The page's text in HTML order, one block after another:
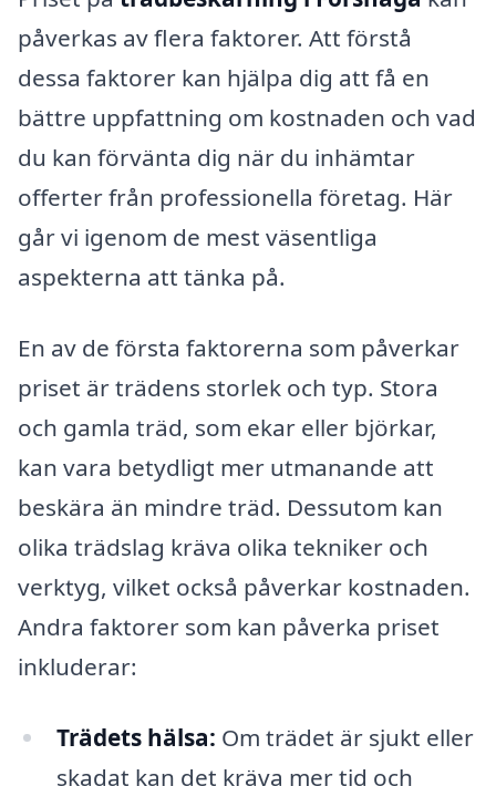
påverkas av flera faktorer. Att förstå
dessa faktorer kan hjälpa dig att få en
bättre uppfattning om kostnaden och vad
du kan förvänta dig när du inhämtar
offerter från professionella företag. Här
går vi igenom de mest väsentliga
aspekterna att tänka på.
En av de första faktorerna som påverkar
priset är trädens storlek och typ. Stora
och gamla träd, som ekar eller björkar,
kan vara betydligt mer utmanande att
beskära än mindre träd. Dessutom kan
olika trädslag kräva olika tekniker och
verktyg, vilket också påverkar kostnaden.
Andra faktorer som kan påverka priset
inkluderar:
Trädets hälsa: Om trädet är sjukt eller
skadat kan det kräva mer tid och